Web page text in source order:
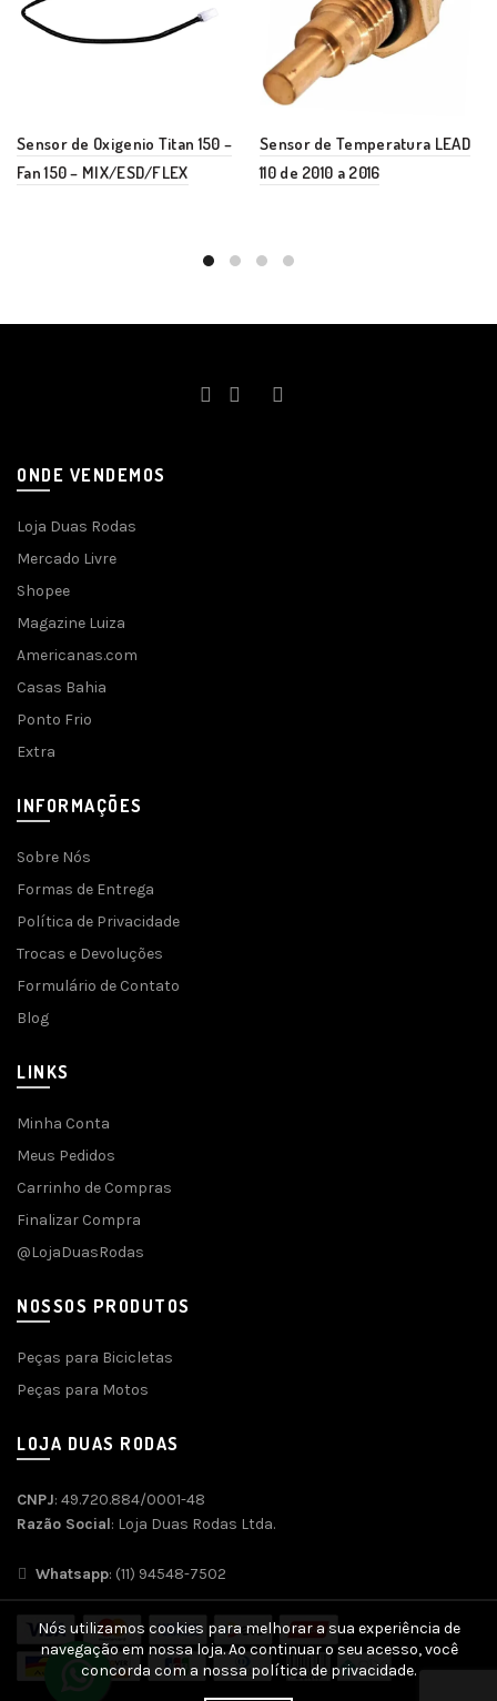
Sensor de Oxigenio Titan 150 –
Fan 150 – MIX/ESD/FLEX
Sensor de Temperatura LEAD
110 de 2010 a 2016
ONDE VENDEMOS
Loja Duas Rodas
Mercado Livre
Shopee
Magazine Luiza
Americanas.com
Casas Bahia
Ponto Frio
Extra
INFORMAÇÕES
Sobre Nós
Formas de Entrega
Política de Privacidade
Trocas e Devoluções
Formulário de Contato
Blog
LINKS
Minha Conta
Meus Pedidos
Carrinho de Compras
Finalizar Compra
@LojaDuasRodas
NOSSOS PRODUTOS
Peças para Bicicletas
Peças para Motos
LOJA DUAS RODAS
CNPJ: 49.720.884/0001-48
Razão Social: Loja Duas Rodas Ltda.
Whatsapp: (11) 94548-7502
Nós utilizamos cookies para melhorar a sua experiência de
navegação em nossa loja. Ao continuar o seu acesso, você
concorda com a nossa política de privacidade.